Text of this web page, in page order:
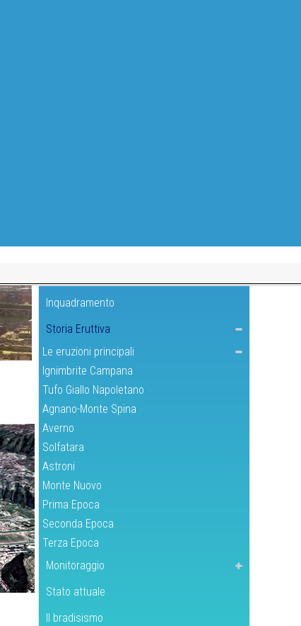
Inquadramento
Storia Eruttiva
Le eruzioni principali
Ignimbrite Campana
Tufo Giallo Napoletano
Agnano-Monte Spina
Averno
Solfatara
Astroni
Monte Nuovo
Prima Epoca
Seconda Epoca
Terza Epoca
Monitoraggio
Stato attuale
Il bradisismo